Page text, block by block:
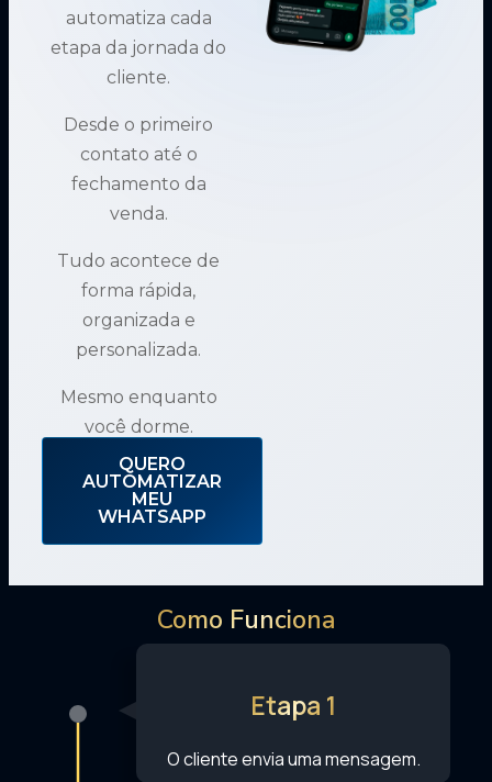
automatiza cada
etapa da jornada do
cliente.
Desde o primeiro
contato até o
fechamento da
venda.
Tudo acontece de
forma rápida,
organizada e
personalizada.
Mesmo enquanto
você dorme.
QUERO
AUTOMATIZAR
MEU
WHATSAPP
Como Funciona
Etapa 1
O cliente envia uma mensagem.